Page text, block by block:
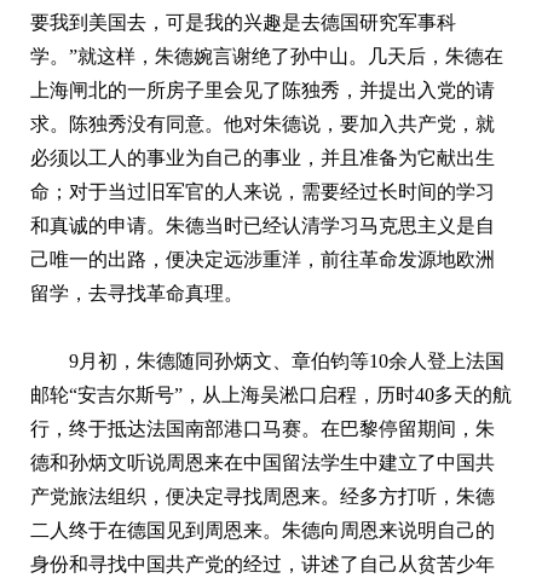
要我到美国去，可是我的兴趣是去德国研究军事科
学。”就这样，朱德婉言谢绝了孙中山。几天后，朱德在
上海闸北的一所房子里会见了陈独秀，并提出入党的请
求。陈独秀没有同意。他对朱德说，要加入共产党，就
必须以工人的事业为自己的事业，并且准备为它献出生
命；对于当过旧军官的人来说，需要经过长时间的学习
和真诚的申请。朱德当时已经认清学习马克思主义是自
己唯一的出路，便决定远涉重洋，前往革命发源地欧洲
留学，去寻找革命真理。
9月初，朱德随同孙炳文、章伯钧等10余人登上法国
邮轮“安吉尔斯号”，从上海吴淞口启程，历时40多天的航
行，终于抵达法国南部港口马赛。在巴黎停留期间，朱
德和孙炳文听说周恩来在中国留法学生中建立了中国共
产党旅法组织，便决定寻找周恩来。经多方打听，朱德
二人终于在德国见到周恩来。朱德向周恩来说明自己的
身份和寻找中国共产党的经过，讲述了自己从贫苦少年